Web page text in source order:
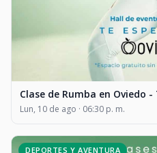
Clase de Rumba en Oviedo
Lun, 10 de ago · 06:30 p. m.
DEPORTES Y AVENTURA